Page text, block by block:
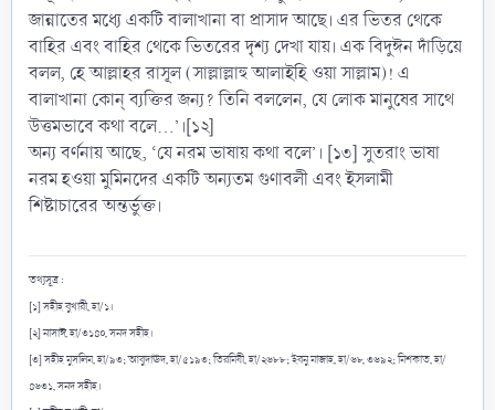
জান্নাতের মধ্যে একটি বালাখানা বা প্রাসাদ আছে। এর ভিতর থেকে
বাহির এবং বাহির থেকে ভিতরের দৃশ্য দেখা যায়। এক বিদুঈন দাঁড়িয়ে
বলল, হে আল্লাহর রাসূল (সাল্লাল্লাহু আলাইহি ওয়া সাল্লাম)! এ
বালাখানা কোন্ ব্যক্তির জন্য? তিনি বললেন, যে লোক মানুষের সাথে
উত্তমভাবে কথা বলে…’।[১২]
অন্য বর্ণনায় আছে, ‘যে নরম ভাষায় কথা বলে’। [১৩] সুতরাং ভাষা
নরম হওয়া মুমিনদের একটি অন্যতম গুণাবলী এবং ইসলামী
শিষ্টাচারের অন্তর্ভুক্ত।
তথ্যসূত্র :
[১] সহীহ বুখারী, হা/১।
[২] নাসাঈ, হা/৩১৪০, সনদ সহীহ।
[৩] সহীহ মুসলিম, হা/৯৩; আবুদাঊদ, হা/৫১৯৩; তিরমিযী, হা/২৬৮৮; ইবনু মাজাহ, হা/৬৮, ৩৬৯২; মিশকাত, হা/
৪৬৩১, সনদ সহীহ।